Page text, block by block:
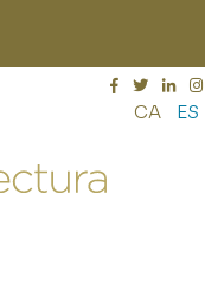
Rehabilitació
CA ES